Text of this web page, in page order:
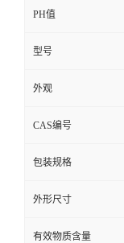
PH值
型号
外观
CAS编号
包装规格
外形尺寸
有效物质含量